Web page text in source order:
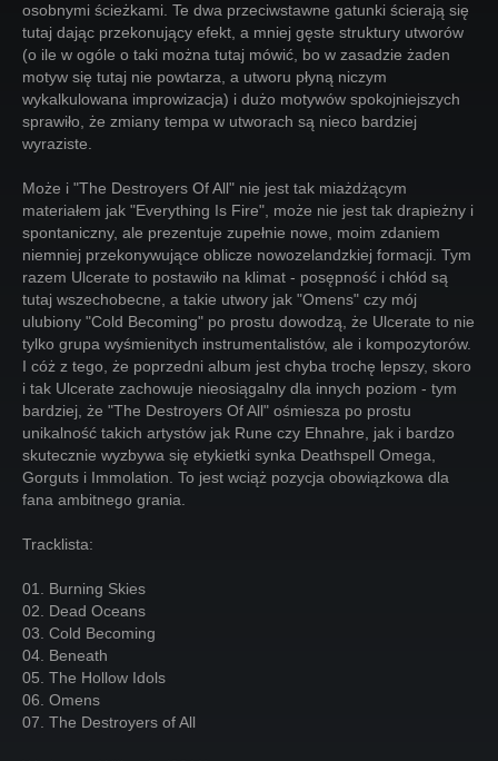
osobnymi ścieżkami. Te dwa przeciwstawne gatunki ścierają się
tutaj dając przekonujący efekt, a mniej gęste struktury utworów
(o ile w ogóle o taki można tutaj mówić, bo w zasadzie żaden
motyw się tutaj nie powtarza, a utworu płyną niczym
wykalkulowana improwizacja) i dużo motywów spokojniejszych
sprawiło, że zmiany tempa w utworach są nieco bardziej
wyraziste.
Może i "The Destroyers Of All" nie jest tak miażdżącym
materiałem jak "Everything Is Fire", może nie jest tak drapieżny i
spontaniczny, ale prezentuje zupełnie nowe, moim zdaniem
niemniej przekonywujące oblicze nowozelandzkiej formacji. Tym
razem Ulcerate to postawiło na klimat - posępność i chłód są
tutaj wszechobecne, a takie utwory jak "Omens" czy mój
ulubiony "Cold Becoming" po prostu dowodzą, że Ulcerate to nie
tylko grupa wyśmienitych instrumentalistów, ale i kompozytorów.
I cóż z tego, że poprzedni album jest chyba trochę lepszy, skoro
i tak Ulcerate zachowuje nieosiągalny dla innych poziom - tym
bardziej, że "The Destroyers Of All" ośmiesza po prostu
unikalność takich artystów jak Rune czy Ehnahre, jak i bardzo
skutecznie wyzbywa się etykietki synka Deathspell Omega,
Gorguts i Immolation. To jest wciąż pozycja obowiązkowa dla
fana ambitnego grania.
Tracklista:
01. Burning Skies
02. Dead Oceans
03. Cold Becoming
04. Beneath
05. The Hollow Idols
06. Omens
07. The Destroyers of All